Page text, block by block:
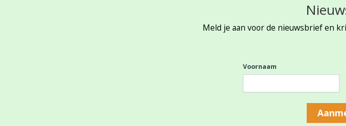
Meld je aan voor de nieuwsbrief en
Voornaam